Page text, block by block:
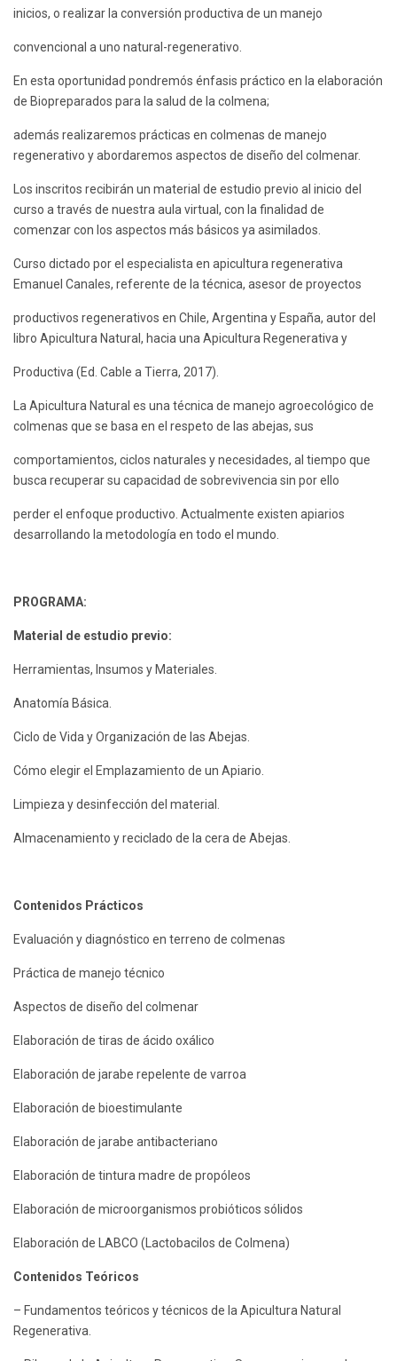
inicios, o realizar la conversión productiva de un manejo
convencional a uno natural-regenerativo.
En esta oportunidad pondremós énfasis práctico en la elaboración
de Biopreparados para la salud de la colmena;
además realizaremos prácticas en colmenas de manejo
regenerativo y abordaremos aspectos de diseño del colmenar.
Los inscritos recibirán un material de estudio previo al inicio del
curso a través de nuestra aula virtual, con la finalidad de
comenzar con los aspectos más básicos ya asimilados.
Curso dictado por el especialista en apicultura regenerativa
Emanuel Canales, referente de la técnica, asesor de proyectos
productivos regenerativos en Chile, Argentina y España, autor del
libro Apicultura Natural, hacia una Apicultura Regenerativa y
Productiva (Ed. Cable a Tierra, 2017).
La Apicultura Natural es una técnica de manejo agroecológico de
colmenas que se basa en el respeto de las abejas, sus
comportamientos, ciclos naturales y necesidades, al tiempo que
busca recuperar su capacidad de sobrevivencia sin por ello
perder el enfoque productivo. Actualmente existen apiarios
desarrollando la metodología en todo el mundo.
PROGRAMA:
Material de estudio previo:
Herramientas, Insumos y Materiales.
Anatomía Básica.
Ciclo de Vida y Organización de las Abejas.
Cómo elegir el Emplazamiento de un Apiario.
Limpieza y desinfección del material.
Almacenamiento y reciclado de la cera de Abejas.
Contenidos Prácticos
Evaluación y diagnóstico en terreno de colmenas
Práctica de manejo técnico
Aspectos de diseño del colmenar
Elaboración de tiras de ácido oxálico
Elaboración de jarabe repelente de varroa
Elaboración de bioestimulante
Elaboración de jarabe antibacteriano
Elaboración de tintura madre de propóleos
Elaboración de microorganismos probióticos sólidos
Elaboración de LABCO (Lactobacilos de Colmena)
Contenidos Teóricos
– Fundamentos teóricos y técnicos de la Apicultura Natural
Regenerativa.